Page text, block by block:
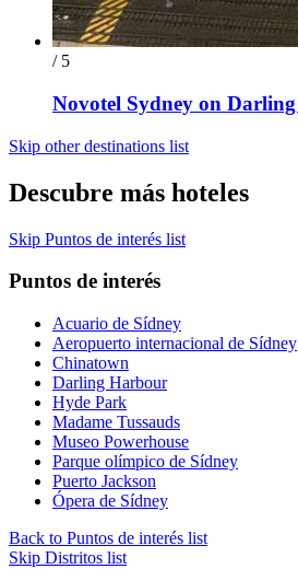
/ 5
Novotel Sydney on
Skip other destinations list
Descubre más hoteles
Skip Puntos de interés list
Puntos de interés
Acuario de Sídney
Aeropuerto internacional de Sídney
Chinatown
Darling Harbour
Hyde Park
Madame Tussauds
Museo Powerhouse
Parque olímpico de Sídney
Puerto Jackson
Ópera de Sídney
Back to Puntos de interés list
Skip Distritos list